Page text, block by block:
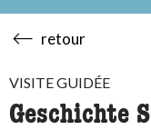
retour
VISITE GUIDÉE
Geschichte